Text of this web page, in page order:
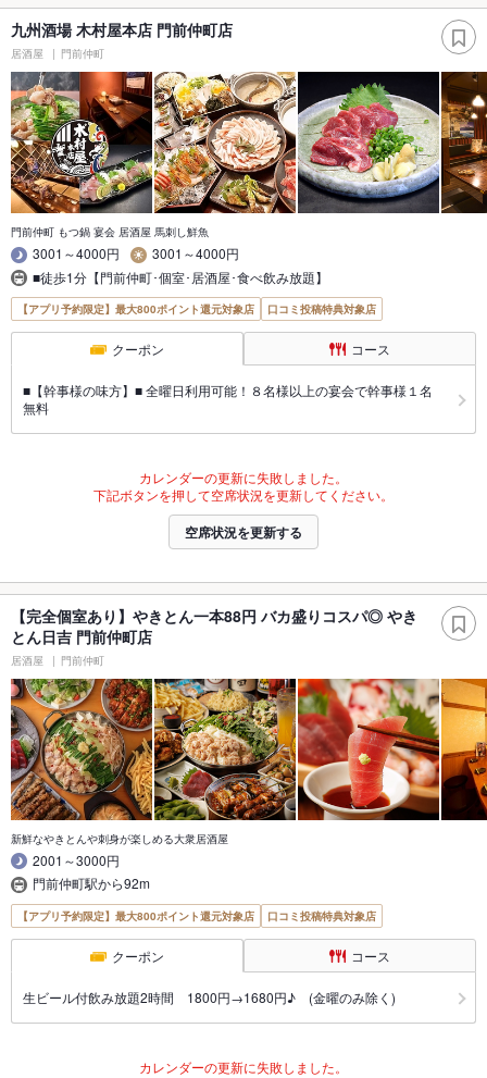
九州酒場 木村屋本店 門前仲町店
居酒屋 門前仲町
門前仲町 もつ鍋 宴会 居酒屋 馬刺し鮮魚
3001～4000円
3001～4000円
■徒歩1分【門前仲町･個室･居酒屋･食べ飲み放題】
【アプリ予約限定】最大800ポイント還元対象店 口コミ投稿特典対象店
クーポン コース
■【幹事様の味方】■ 全曜日利用可能！８名様以上の宴会で幹事様１名
無料
カレンダーの更新に失敗しました。
下記ボタンを押して空席状況を更新してください。
空席状況を更新する
【完全個室あり】やきとん一本88円 バカ盛りコスパ◎ やき
とん日吉 門前仲町店
居酒屋 門前仲町
新鮮なやきとんや刺身が楽しめる大衆居酒屋
2001～3000円
門前仲町駅から92m
【アプリ予約限定】最大800ポイント還元対象店 口コミ投稿特典対象店
クーポン コース
生ビール付飲み放題2時間 1800円→1680円♪ (金曜のみ除く)
カレンダーの更新に失敗しました。